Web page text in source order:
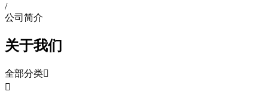
/
公司简介
关于我们
全部分类
